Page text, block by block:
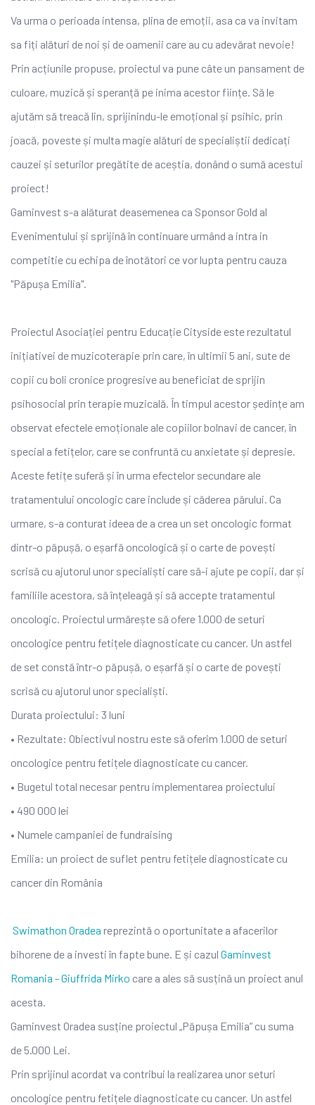
Va urma o perioada intensa, plina de emoții, asa ca va invitam
sa fiți alături de noi și de oamenii care au cu adevărat nevoie!
Prin acțiunile propuse, proiectul va pune câte un pansament de
culoare, muzică și speranță pe inima acestor ființe. Să le
ajutăm să treacă lin, sprijinindu-le emoțional și psihic, prin
joacă, poveste și multa magie alături de specialiștii dedicați
cauzei și seturilor pregătite de aceștia, donând o sumă acestui
proiect!
Gaminvest s-a alăturat deasemenea ca Sponsor Gold al
Evenimentului și sprijină în continuare urmând a intra in
competitie cu echipa de înotători ce vor lupta pentru cauza
"Păpușa Emilia".
Proiectul Asociației pentru Educație Cityside este rezultatul
inițiativei de muzicoterapie prin care, în ultimii 5 ani, sute de
copii cu boli cronice progresive au beneficiat de sprijin
psihosocial prin terapie muzicală. În timpul acestor ședințe am
observat efectele emoționale ale copiilor bolnavi de cancer, în
special a fetițelor, care se confruntă cu anxietate și depresie.
Aceste fetițe suferă și în urma efectelor secundare ale
tratamentului oncologic care include și căderea părului. Ca
urmare, s-a conturat ideea de a crea un set oncologic format
dintr-o păpușă, o eșarfă oncologică și o carte de povești
scrisă cu ajutorul unor specialiști care să-i ajute pe copii, dar și
familiile acestora, să înțeleagă și să accepte tratamentul
oncologic. Proiectul urmărește să ofere 1.000 de seturi
oncologice pentru fetițele diagnosticate cu cancer. Un astfel
de set constă într-o păpușă, o eșarfă și o carte de povești
scrisă cu ajutorul unor specialiști.
Durata proiectului: 3 luni
• Rezultate: Obiectivul nostru este să oferim 1.000 de seturi
oncologice pentru fetițele diagnosticate cu cancer.
• Bugetul total necesar pentru implementarea proiectului
• 490 000 lei
• Numele campaniei de fundraising
Emilia: un proiect de suflet pentru fetițele diagnosticate cu
cancer din România
Swimathon Oradea reprezintă o oportunitate a afacerilor
bihorene de a investi în fapte bune. E și cazul Gaminvest
Romania - Giuffrida Mirko care a ales să susțină un proiect anul
acesta.
Gaminvest Oradea susține proiectul „Păpușa Emilia” cu suma
de 5.000 Lei.
Prin sprijinul acordat va contribui la realizarea unor seturi
oncologice pentru fetițele diagnosticate cu cancer. Un astfel